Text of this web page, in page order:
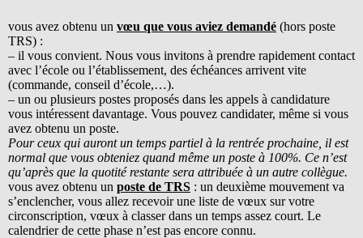
vous avez obtenu un vœu que vous aviez demandé (hors poste
TRS) :
– il vous convient. Nous vous invitons à prendre rapidement contact
avec l’école ou l’établissement, des échéances arrivent vite
(commande, conseil d’école,…).
– un ou plusieurs postes proposés dans les appels à candidature
vous intéressent davantage. Vous pouvez candidater, même si vous
avez obtenu un poste.
Pour ceux qui auront un temps partiel à la rentrée prochaine, il est
normal que vous obteniez quand même un poste à 100%. Ce n’est
qu’après que la quotité restante sera attribuée à un autre collègue.
vous avez obtenu un poste de TRS : un deuxième mouvement va
s’enclencher, vous allez recevoir une liste de vœux sur votre
circonscription, vœux à classer dans un temps assez court. Le
calendrier de cette phase n’est pas encore connu.